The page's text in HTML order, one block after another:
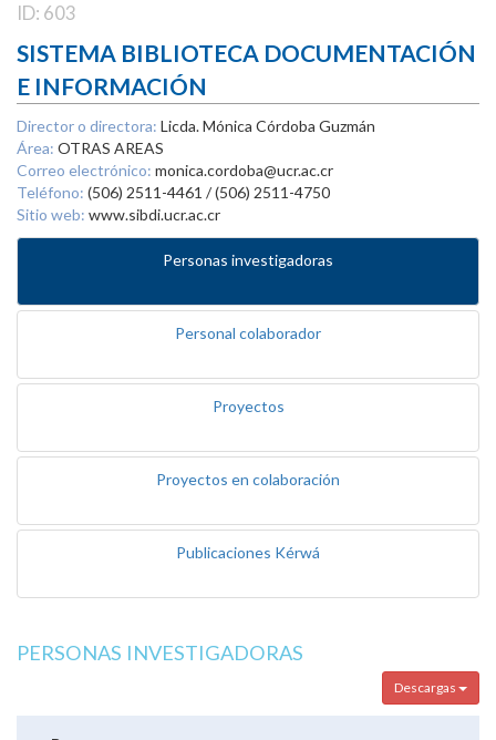
ID: 603
SISTEMA BIBLIOTECA DOCUMENTACIÓN
E INFORMACIÓN
Director o directora: Licda. Mónica Córdoba Guzmán
Área: OTRAS AREAS
Correo electrónico: monica.cordoba@ucr.ac.cr
Teléfono: (506) 2511-4461 / (506) 2511-4750
Sitio web: www.sibdi.ucr.ac.cr
Personas investigadoras
Personal colaborador
Proyectos
Proyectos en colaboración
Publicaciones Kérwá
PERSONAS INVESTIGADORAS
Descargas